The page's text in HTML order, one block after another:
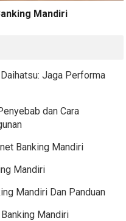
Mandiri
Jaga Performa
dan Cara
Banking Mandiri
Mandiri
Mandiri Dan Panduan
Mandiri